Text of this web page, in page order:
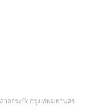
าดกระบัง กรุงเทพมหานคร